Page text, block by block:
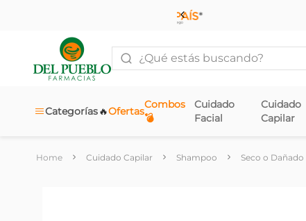
¿Qué estás buscando?
Categorías Ofertas
🔥
Combos
💣
Cuidado
Facial
Cuidado
Capilar
Cuidado Capilar Shampoo Seco o Dañado